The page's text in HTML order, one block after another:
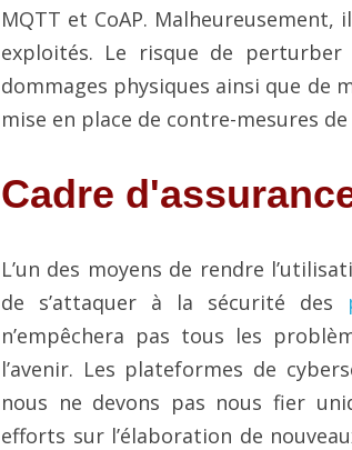
MQTT et CoAP.
exploités. Le risque de
dommages physiques ainsi que de
mise en place de contre-mesures
Cadre
L’un des moyens de rendre
de s’attaquer à la sécurité des
n’empêchera pas tous les
l’avenir. Les plateformes de
nous ne devons pas nous fier
efforts sur l’élaboration de